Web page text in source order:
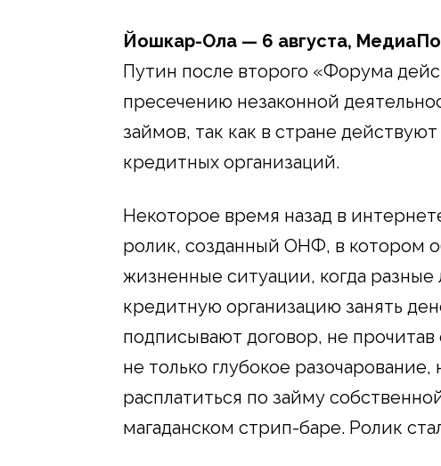
Йошкар-Ола — 6 августа,
Путин после второго «Форума
пресечению незаконной
займов, так как в стране
кредитных организаций.
Некоторое время назад в
ролик, созданный ОНФ, в котором
жизненные ситуации, когда
кредитную организацию занять
подписывают договор, не прочитав
не только глубокое
расплатиться по займу
магаданском стрип-баре. Ролик